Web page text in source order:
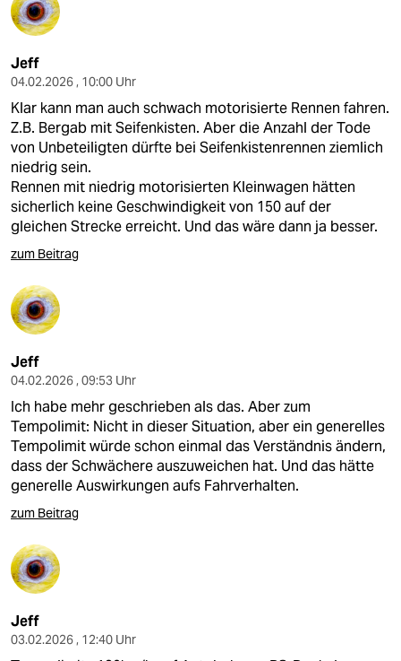
Jeff
04.02.2026 , 10:00 Uhr
Klar kann man auch schwach motorisierte Rennen fahren.
Z.B. Bergab mit Seifenkisten. Aber die Anzahl der Tode
von Unbeteiligten dürfte bei Seifenkistenrennen ziemlich
niedrig sein.
Rennen mit niedrig motorisierten Kleinwagen hätten
sicherlich keine Geschwindigkeit von 150 auf der
gleichen Strecke erreicht. Und das wäre dann ja besser.
zum Beitrag
Jeff
04.02.2026 , 09:53 Uhr
Ich habe mehr geschrieben als das. Aber zum
Tempolimit: Nicht in dieser Situation, aber ein generelles
Tempolimit würde schon einmal das Verständnis ändern,
dass der Schwächere auszuweichen hat. Und das hätte
generelle Auswirkungen aufs Fahrverhalten.
zum Beitrag
Jeff
03.02.2026 , 12:40 Uhr